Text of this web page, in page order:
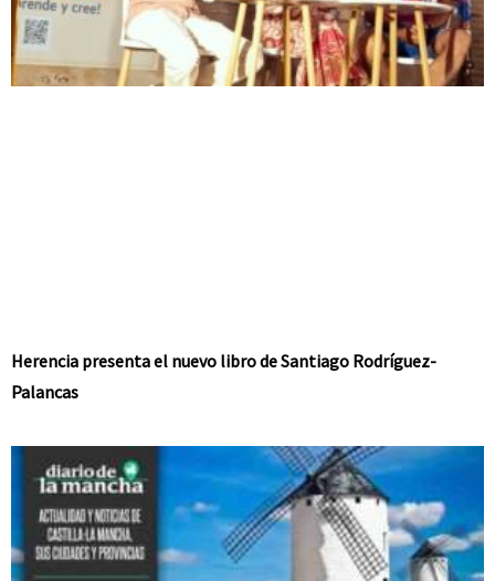
Herencia presenta el nuevo libro de Santiago Rodríguez-
Palancas